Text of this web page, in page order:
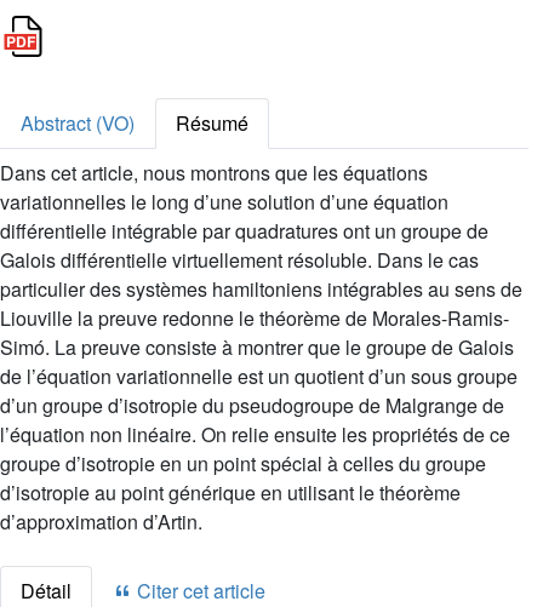
Abstract (VO)
Résumé
Dans cet article, nous montrons que les équations
variationnelles le long d’une solution d’une équation
différentielle intégrable par quadratures ont un groupe de
Galois différentielle virtuellement résoluble. Dans le cas
particulier des systèmes hamiltoniens intégrables au sens de
Liouville la preuve redonne le théorème de Morales-Ramis-
Simó. La preuve consiste à montrer que le groupe de Galois
de l’équation variationnelle est un quotient d’un sous groupe
d’un groupe d’isotropie du pseudogroupe de Malgrange de
l’équation non linéaire. On relie ensuite les propriétés de ce
groupe d’isotropie en un point spécial à celles du groupe
d’isotropie au point générique en utilisant le théorème
d’approximation d’Artin.
Détail
Citer cet article